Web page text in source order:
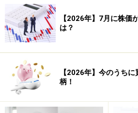
では、同社株を今のうちに購入した
ォーマンスになるか検証してみま
を2月末に購入し、4月権利確定日
証を行います。この検証のとおりに
優待は取れませんが売買益のパフォ
確認することができます。
【2026年】7月に株価
は？
【2026年】今のうち
柄！